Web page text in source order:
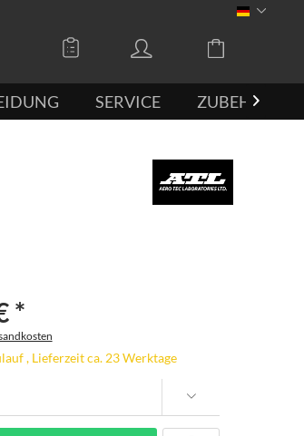
DEUTSCH
SERVICE ZUBEHÖR

*
, Lieferzeit ca. 23 Werktage